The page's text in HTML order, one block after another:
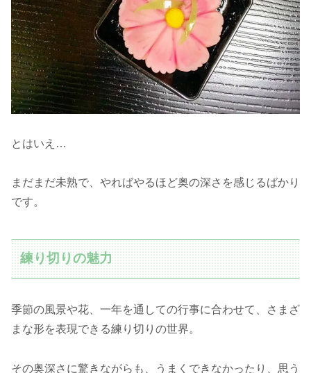
とはいえ…
まだまだ未熟で、やればやるほど奥の深さを感じるばかり
です。
練り切りの魅力
季節の風景や花、一年を通しての行事に合わせて、さまざ
まな形を表現できる練り切りの世界。
その奥深さに驚きながらも、うまくできなかったり、思う